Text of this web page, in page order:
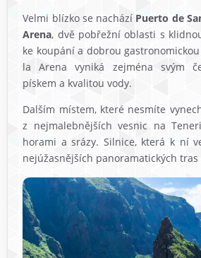
Velmi blízko se nachází Puerto de
Arena, dvě pobřežní oblasti s
ke koupání a dobrou
la Arena vyniká zejména svým
pískem a kvalitou vody.
Dalším místem, které nesmíte
z nejmalebnějších vesnic na
horami a srázy. Silnice, která k ní
nejúžasnějších panoramatických tras